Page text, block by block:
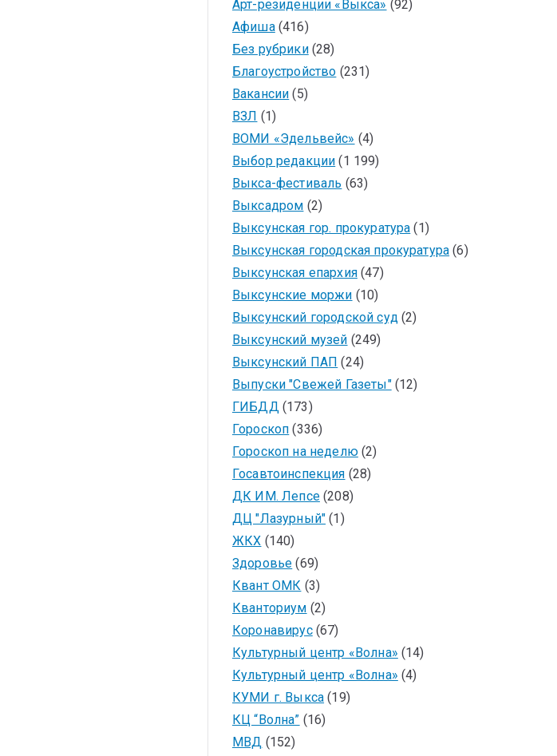
Арт-резиденции «Выкса» (92)
Афиша(416)
Без рубрики(28)
Благоустройство (231)
Вакансии (5)
ВЗЛ (1)
ВОМИ «Эдельвейс» (4)
Выбор редакции (1 199)
Выкса-фестиваль (63)
Выксадром (2)
Выксунская гор. прокуратура (1)
Выксунская городская прокуратура (6)
Выксунская епархия(47)
Выксунские моржи (10)
Выксунский городской суд(2)
Выксунский музей (249)
Выксунский ПАП (24)
Выпуски "Свежей Газеты"(12)
ГИБДД(173)
Гороскоп (336)
Гороскоп на неделю(2)
Госавтоинспекция (28)
ДК ИМ. Лепсе(208)
ДЦ "Лазурный" (1)
ЖКХ (140)
Здоровье (69)
Квант ОМК (3)
Кванториум (2)
Коронавирус(67)
Культурный центр «Волна» (14)
Культурный центр «Волна» (4)
КУМИ г. Выкса (19)
КЦ “Волна” (16)
МВД (152)